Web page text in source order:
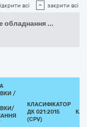
всі - закрити всі
обладнання ...
/
КЛАСИФІКАТОР
ДК 021:2015
(CPV)